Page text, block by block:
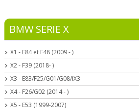
BMW SERIE X
X1 - E84 et F48 (2009 - )
X2 - F39 (2018- )
X3 - E83/F25/G01/G08/iX3
X4 - F26/G02 (2014 - )
X5 - E53 (1999-2007)